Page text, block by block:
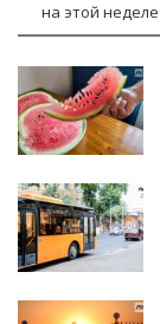
на этой неделе